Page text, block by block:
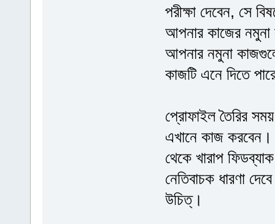
পরীক্ষা দেবেন, সে
আপনার কাজের
আপনার নমুনা
কাজটি এনে দিতে
প্রোফাইল তৈরির
এখানে কাজ
থেকে খারাপ
নেতিবাচক ধারণা
উচিত্।